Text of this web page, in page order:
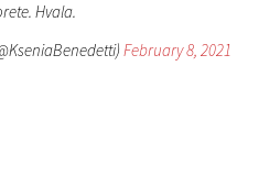
Hvala.
February 8, 2021